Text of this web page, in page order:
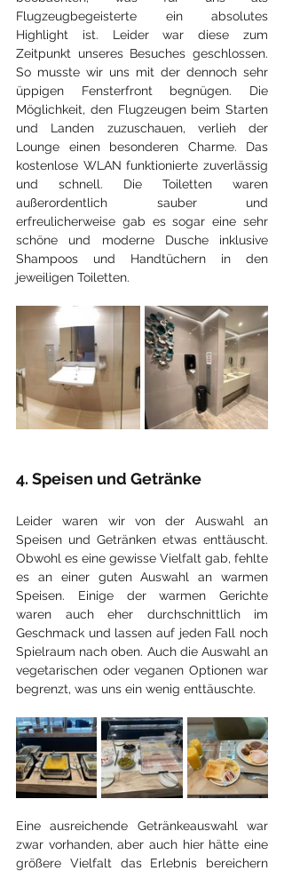
Flugzeugbegeisterte ein absolutes
Highlight ist. Leider war diese zum
Zeitpunkt unseres Besuches geschlossen.
So musste wir uns mit der dennoch sehr
üppigen Fensterfront begnügen. Die
Möglichkeit, den Flugzeugen beim Starten
und Landen zuzuschauen, verlieh der
Lounge einen besonderen Charme. Das
kostenlose WLAN funktionierte zuverlässig
und schnell. Die Toiletten waren
außerordentlich sauber und
erfreulicherweise gab es sogar eine sehr
schöne und moderne Dusche inklusive
Shampoos und Handtüchern in den
jeweiligen Toiletten.
4. Speisen und Getränke
Leider waren wir von der Auswahl an
Speisen und Getränken etwas enttäuscht.
Obwohl es eine gewisse Vielfalt gab, fehlte
es an einer guten Auswahl an warmen
Speisen. Einige der warmen Gerichte
waren auch eher durchschnittlich im
Geschmack und lassen auf jeden Fall noch
Spielraum nach oben. Auch die Auswahl an
vegetarischen oder veganen Optionen war
begrenzt, was uns ein wenig enttäuschte.
Eine ausreichende Getränkeauswahl war
zwar vorhanden, aber auch hier hätte eine
größere Vielfalt das Erlebnis bereichern